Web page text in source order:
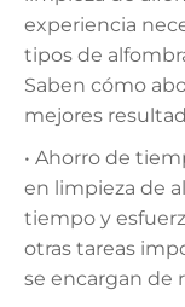
experiencia
tipos de
Saben cómo
mejores
• Ahorro de
en limpieza de
tiempo y
otras tareas
se encargan de